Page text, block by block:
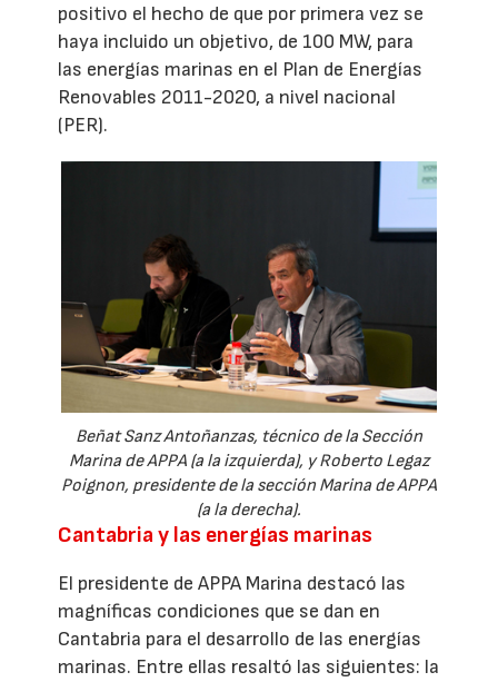
positivo el hecho de que por primera vez se
haya incluido un objetivo, de 100 MW, para
las energías marinas en el Plan de Energías
Renovables 2011-2020, a nivel nacional
(PER).
Beñat Sanz Antoñanzas, técnico de la Sección
Marina de APPA (a la izquierda), y Roberto Legaz
Poignon, presidente de la sección Marina de APPA
(a la derecha).
Cantabria y las energías marinas
El presidente de APPA Marina destacó las
magníficas condiciones que se dan en
Cantabria para el desarrollo de las energías
marinas. Entre ellas resaltó las siguientes: la